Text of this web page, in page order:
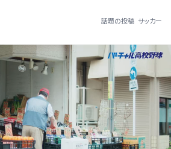
話題の投稿 サッカー